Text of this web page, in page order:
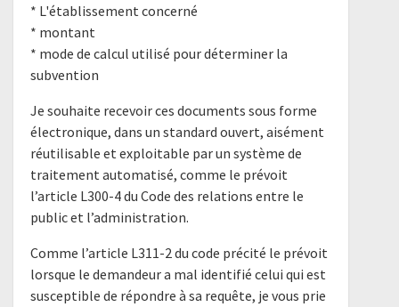
* L'établissement concerné
* montant
* mode de calcul utilisé pour déterminer la
subvention
Je souhaite recevoir ces documents sous forme
électronique, dans un standard ouvert, aisément
réutilisable et exploitable par un système de
traitement automatisé, comme le prévoit
l’article L300-4 du Code des relations entre le
public et l’administration.
Comme l’article L311-2 du code précité le prévoit
lorsque le demandeur a mal identifié celui qui est
susceptible de répondre à sa requête, je vous prie